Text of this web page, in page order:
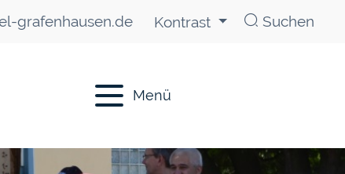
grafenhausen.de Kontrast Suchen
Menü